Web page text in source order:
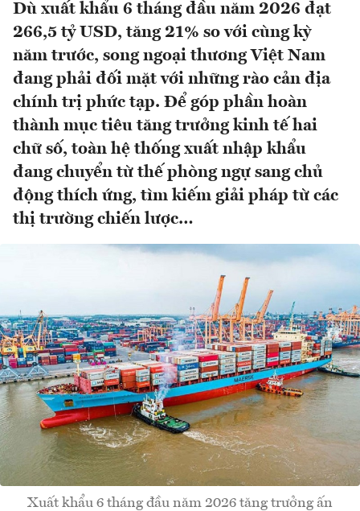
Dù xuất khẩu 6 tháng đầu năm 2026 đạt
266,5 tỷ USD, tăng 21% so với cùng kỳ
năm trước, song ngoại thương Việt Nam
đang phải đối mặt với những rào cản địa
chính trị phức tạp. Để góp phần hoàn
thành mục tiêu tăng trưởng kinh tế hai
chữ số, toàn hệ thống xuất nhập khẩu
đang chuyển từ thế phòng ngự sang chủ
động thích ứng, tìm kiếm giải pháp từ các
thị trường chiến lược…
Xuất khẩu 6 tháng đầu năm 2026 tăng trưởng ấn